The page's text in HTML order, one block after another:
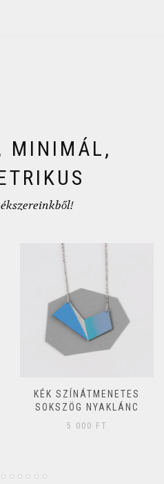
MINIMÁL,
KÉK SZÍNÁTMENETES
SOKSZÖG NYAKLÁNC
5 000 FT